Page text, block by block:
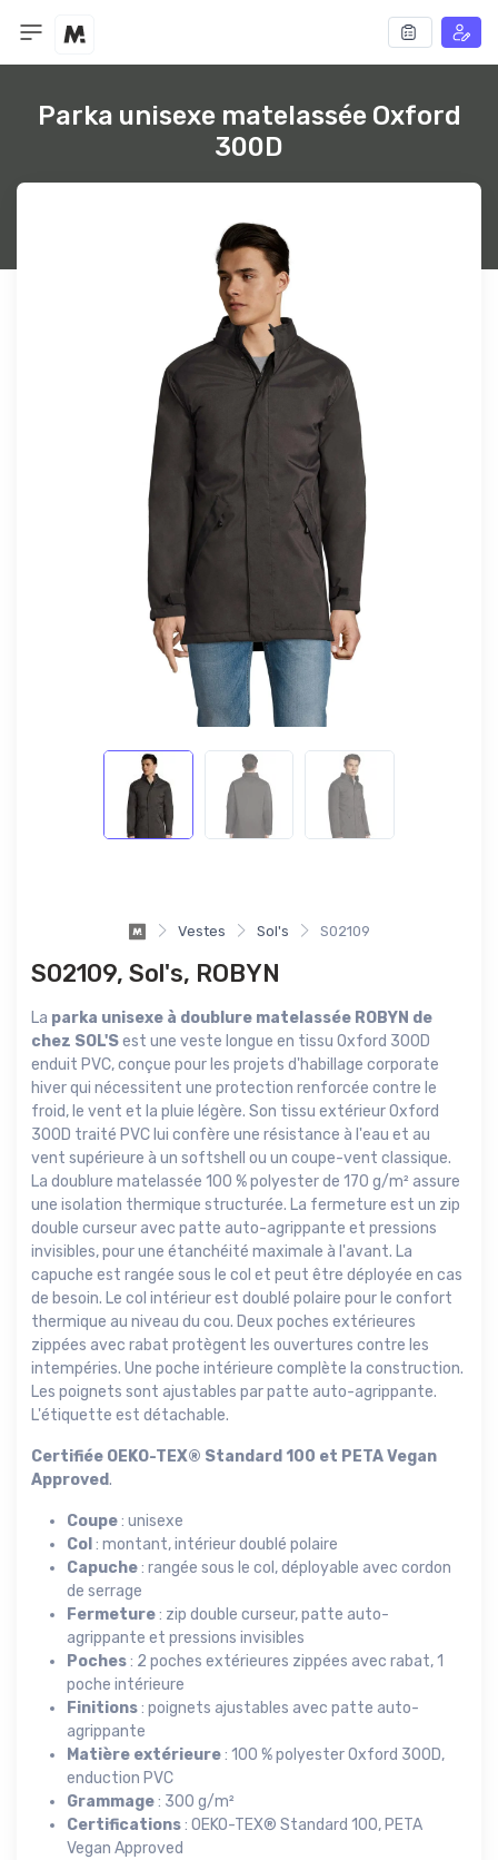
Parka unisexe matelassée Oxford
300D
Vestes Sol's S02109
S02109, Sol's, ROBYN
La parka unisexe à doublure matelassée ROBYN de
chez SOL'Sest une veste longue en tissu Oxford 300D
enduit PVC, conçue pour les projets d'habillage corporate
hiver qui nécessitent une protection renforcée contre le
froid, le vent et la pluie légère. Son tissu extérieur Oxford
300D traité PVC lui confère une résistance à l'eau et au
vent supérieure à un softshell ou un coupe-vent classique.
La doublure matelassée 100 % polyester de 170 g/m² assure
une isolation thermique structurée. La fermeture est un zip
double curseur avec patte auto-agrippante et pressions
invisibles, pour une étanchéité maximale à l'avant. La
capuche est rangée sous le col et peut être déployée en cas
de besoin. Le col intérieur est doublé polaire pour le confort
thermique au niveau du cou. Deux poches extérieures
zippées avec rabat protègent les ouvertures contre les
intempéries. Une poche intérieure complète la construction.
Les poignets sont ajustables par patte auto-agrippante.
L'étiquette est détachable.
Certifiée OEKO-TEX® Standard 100 et PETA Vegan
Approved.
Coupe: unisexe
Col : montant, intérieur doublé polaire
Capuche: rangée sous le col, déployable avec cordon
de serrage
Fermeture: zip double curseur, patte auto-
agrippante et pressions invisibles
Poches: 2 poches extérieures zippées avec rabat, 1
poche intérieure
Finitions: poignets ajustables avec patte auto-
agrippante
Matière extérieure: 100 % polyester Oxford 300D,
enduction PVC
Grammage: 300 g/m²
Certifications: OEKO-TEX® Standard 100, PETA
Vegan Approved